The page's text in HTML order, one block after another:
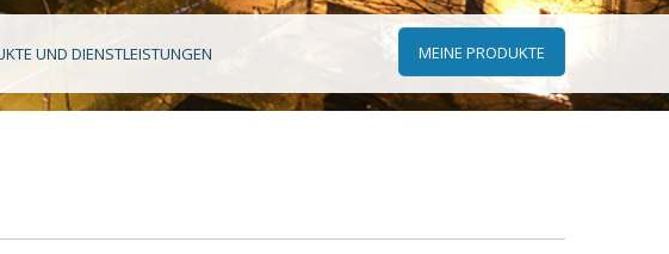
UND DIENSTLEISTUNGEN MEINE PRODUKTE